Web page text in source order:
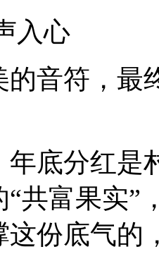
入心
的音符，最
底分红是
共富果实”
这份底气